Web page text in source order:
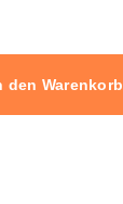
498
den Warenkorb